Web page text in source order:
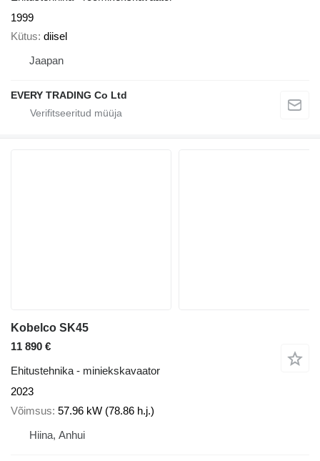
1999
Kütus diisel
Jaapan
EVERY TRADING Co Ltd
Kobelco SK45
11 890 €
Ehitustehnika - miniekskavaator
2023
Võimsus 57.96 kW (78.86 h.j.)
Hiina, Anhui